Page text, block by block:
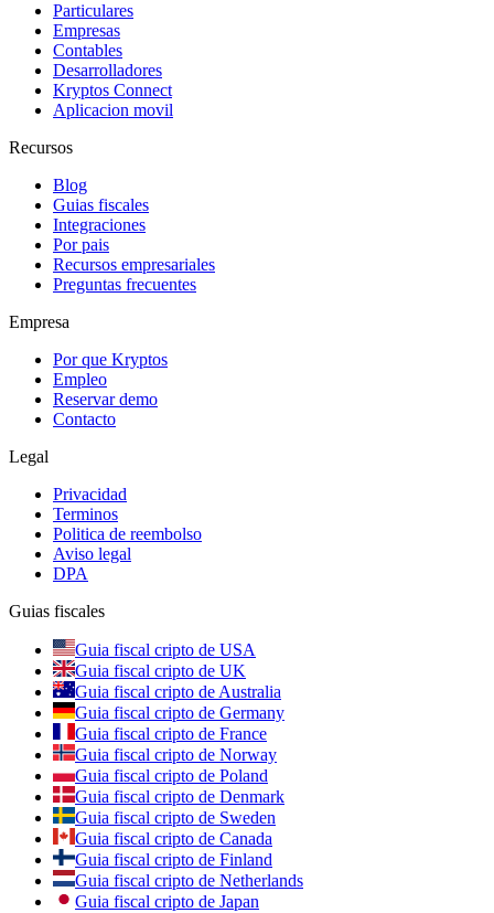
Particulares
Empresas
Contables
Desarrolladores
Kryptos Connect
Aplicacion movil
Recursos
Blog
Guias fiscales
Integraciones
Por pais
Recursos empresariales
Preguntas frecuentes
Empresa
Por que Kryptos
Empleo
Reservar demo
Contacto
Legal
Privacidad
Terminos
Politica de reembolso
Aviso legal
DPA
Guias fiscales
Guia fiscal cripto de USA
Guia fiscal cripto de UK
Guia fiscal cripto de Australia
Guia fiscal cripto de Germany
Guia fiscal cripto de France
Guia fiscal cripto de Norway
Guia fiscal cripto de Poland
Guia fiscal cripto de Denmark
Guia fiscal cripto de Sweden
Guia fiscal cripto de Canada
Guia fiscal cripto de Finland
Guia fiscal cripto de Netherlands
Guia fiscal cripto de Japan